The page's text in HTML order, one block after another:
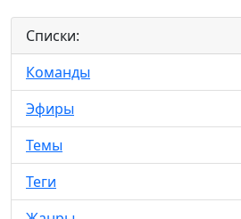
Списки:
Команды
Эфиры
Темы
Теги